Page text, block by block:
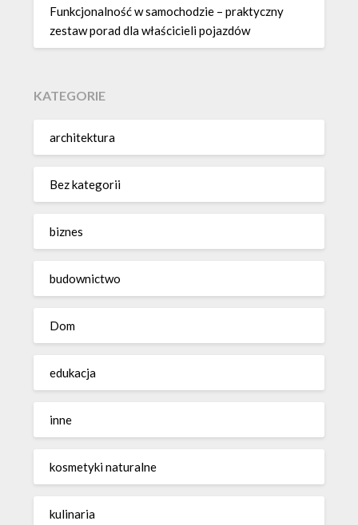
Funkcjonalność w samochodzie – praktyczny
zestaw porad dla właścicieli pojazdów
KATEGORIE
architektura
Bez kategorii
biznes
budownictwo
Dom
edukacja
inne
kosmetyki naturalne
kulinaria